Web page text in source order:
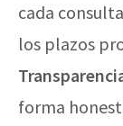
cada
los plazos
forma